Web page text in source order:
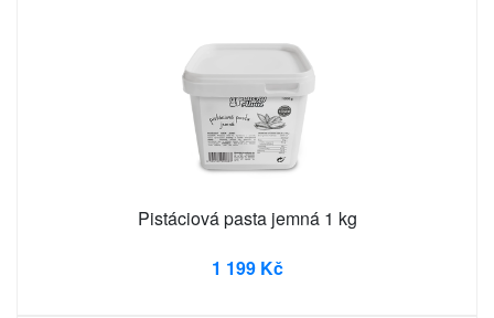
Pistáciová pasta jemná 1 kg
1 199 Kč